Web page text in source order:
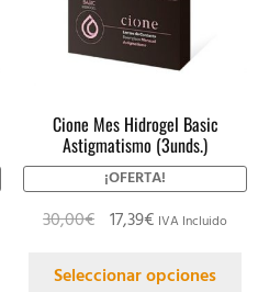
Cione Mes Hidrogel Basic
Astigmatismo (3unds.)
¡OFERTA!
30,00€ 17,39€ IVA Incluido
Seleccionar opciones